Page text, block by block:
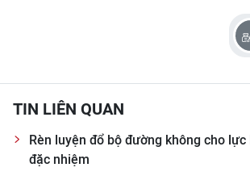
TIN LIÊN QUAN
Rèn luyện đổ bộ đường không cho
đặc nhiệm